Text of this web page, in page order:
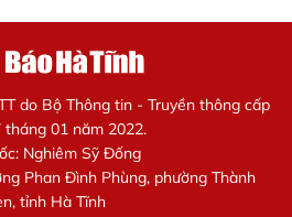
do Bộ Thông tin - Truyền thông cấp
tháng 01 năm 2022.
Nghiêm Sỹ Đống
Phan Đình Phùng, phường Thành
tỉnh Hà Tĩnh